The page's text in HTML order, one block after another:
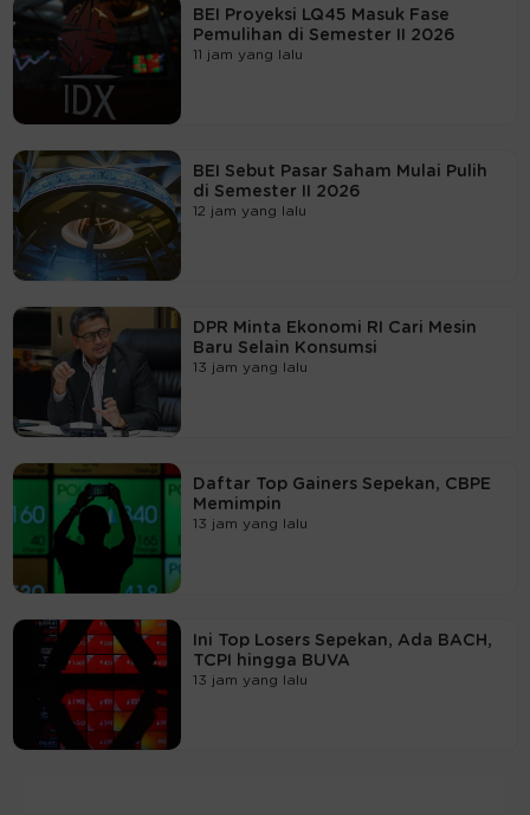
BEI Proyeksi LQ45 Masuk Fase
Pemulihan di Semester II 2026
11 jam yang lalu
BEI Sebut Pasar Saham Mulai Pulih
di Semester II 2026
12 jam yang lalu
DPR Minta Ekonomi RI Cari Mesin
Baru Selain Konsumsi
13 jam yang lalu
Daftar Top Gainers Sepekan, CBPE
Memimpin
13 jam yang lalu
Ini Top Losers Sepekan, Ada BACH,
TCPI hingga BUVA
13 jam yang lalu